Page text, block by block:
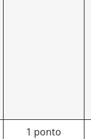
1 ponto